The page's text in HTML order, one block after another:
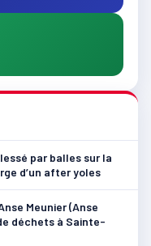
par balles sur la
d’un after yoles
Meunier (Anse
déchets à Sainte-